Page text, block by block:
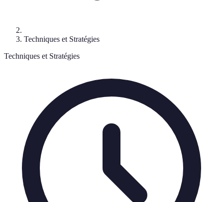
Techniques et Stratégies
Techniques et Stratégies